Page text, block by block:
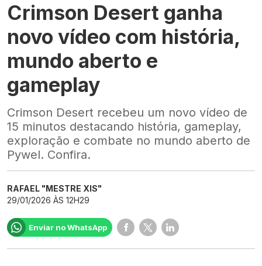
Crimson Desert ganha
novo vídeo com história,
mundo aberto e
gameplay
Crimson Desert recebeu um novo vídeo de
15 minutos destacando história, gameplay,
exploração e combate no mundo aberto de
Pywel. Confira.
RAFAEL "MESTRE XIS"
29/01/2026 ÀS 12H29
Enviar no WhatsApp